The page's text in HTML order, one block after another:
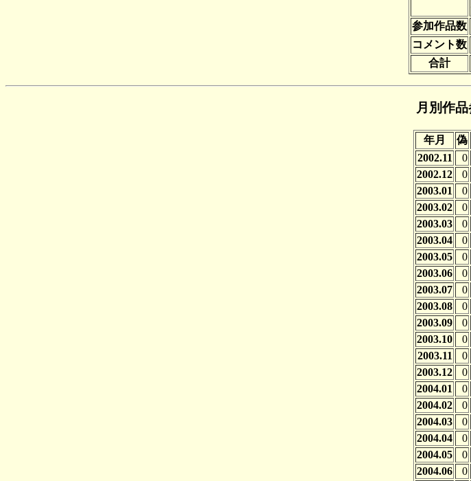
参加作品数
コメント数
合計
月別作
年月 偽
2002.11
0
2002.12
0
2003.01
0
2003.02
0
2003.03
0
2003.04
0
2003.05
0
2003.06
0
2003.07
0
2003.08
0
2003.09
0
2003.10
0
2003.11
0
2003.12
0
2004.01
0
2004.02
0
2004.03
0
2004.04
0
2004.05
0
2004.06
0